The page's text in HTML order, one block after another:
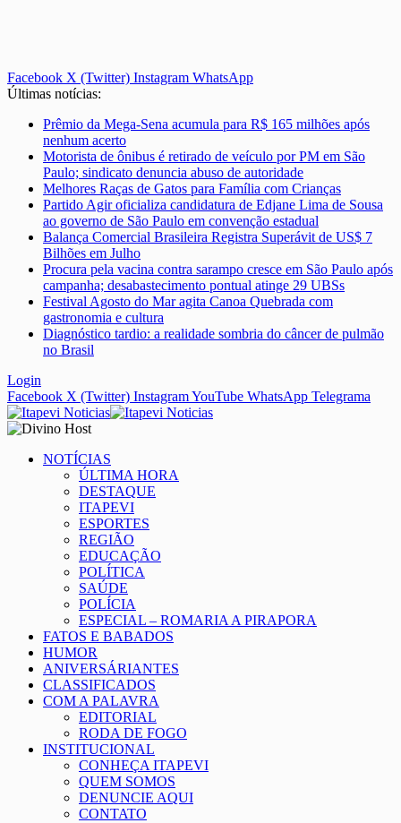
Facebook X (Twitter) Instagram WhatsApp
Últimas notícias:
Prêmio da Mega-Sena acumula para R$ 165 milhões após
nenhum acerto
Motorista de ônibus é retirado de veículo por PM em São
Paulo; sindicato denuncia abuso de autoridade
Melhores Raças de Gatos para Família com Crianças
Partido Agir oficializa candidatura de Edjane Lima de Sousa
ao governo de São Paulo em convenção estadual
Balança Comercial Brasileira Registra Superávit de US$ 7
Bilhões em Julho
Procura pela vacina contra sarampo cresce em São Paulo após
campanha; desabastecimento pontual atinge 29 UBSs
Festival Agosto do Mar agita Canoa Quebrada com
gastronomia e cultura
Diagnóstico tardio: a realidade sombria do câncer de pulmão
no Brasil
Login
Facebook X (Twitter) InstagramYouTube WhatsApp Telegrama
NOTÍCIAS
ÚLTIMA HORA
DESTAQUE
ITAPEVI
ESPORTES
REGIÃO
EDUCAÇÃO
POLÍTICA
SAÚDE
POLÍCIA
ESPECIAL – ROMARIA A PIRAPORA
FATOS E BABADOS
HUMOR
ANIVERSÁRIANTES
CLASSIFICADOS
COM A PALAVRA
EDITORIAL
RODA DE FOGO
INSTITUCIONAL
CONHEÇA ITAPEVI
QUEM SOMOS
DENUNCIE AQUI
CONTATO